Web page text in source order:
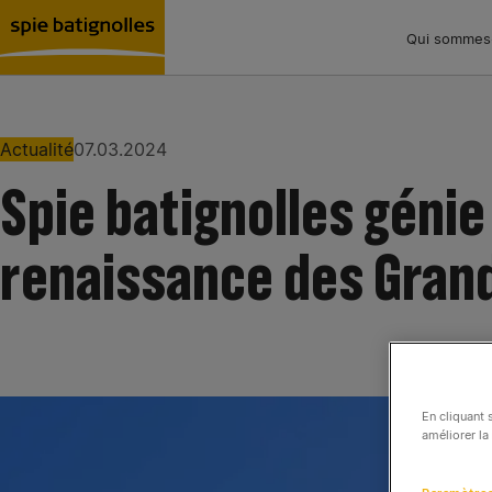
Qui
Actualité07.03.2024
Spie batignolles
renaissance des
En cliquant
améliorer